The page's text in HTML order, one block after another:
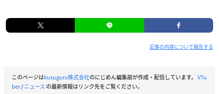
記事の内容について報告する
このページはkusuguru株式会社のにじめん編集部が作成・配信しています。 VTu
ber/ニュース の最新情報はリンク先をご覧ください。